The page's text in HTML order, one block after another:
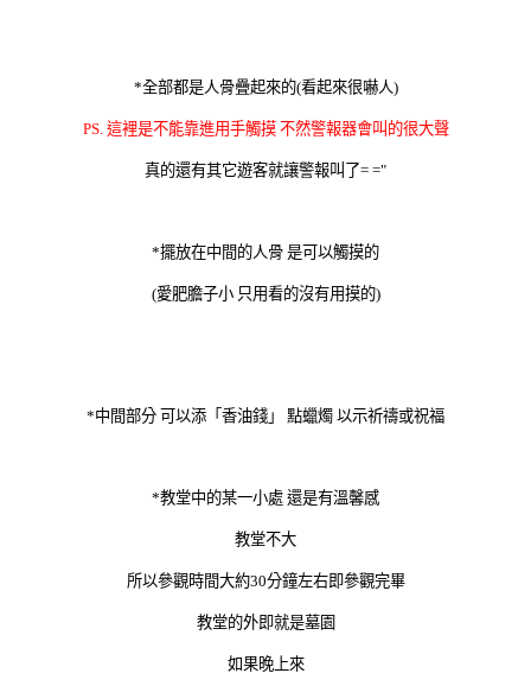
*全部都是人骨疊起來的(看起來很嚇人)
PS. 這裡是不能靠進用手觸摸 不然警報器會叫的很大聲
真的還有其它遊客就讓警報叫了= ="
*擺放在中間的人骨 是可以觸摸的
(愛肥膽子小 只用看的沒有用摸的)
*中間部分 可以添「香油錢」 點蠟燭 以示祈禱或祝福
*教堂中的某一小處 還是有溫馨感
教堂不大
所以參觀時間大約30分鐘左右即參觀完畢
教堂的外即就是墓園
如果晚上來